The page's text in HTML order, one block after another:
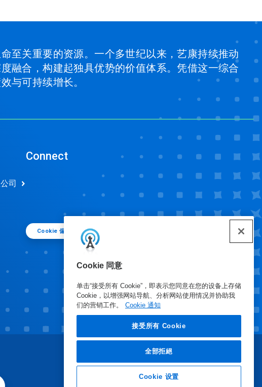
Cookie 同意
单击“接受所有 Cookie”，即表示您同意在您的设备上存储
Cookie，以增强网站导航、分析网站使用情况并协助我
们的营销工作。
Cookie 通知
接受所有 Cookie
全部拒絕
Cookie 设置
至关重要的资源。一个多世纪以来，艺康持续推动
融合，构建起独具优势的价值体系。凭借这一综合
与可持续增长。
司
Connect
Cookie 偏好